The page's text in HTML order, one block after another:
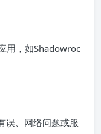
用，如Shadowroc
误、网络问题或服